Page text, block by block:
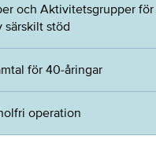
och Aktivitetsgrupper
särskilt stöd
för 40-åringar
operation